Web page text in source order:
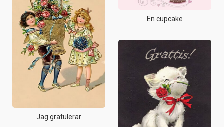
Jag gratulerar
En cupcake